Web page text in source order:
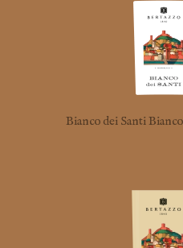
Bianco dei Santi